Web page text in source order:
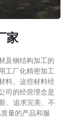
家
及钢结构加工的
工厂化精密加工
料。这些材料经
司的经营理念是
、追求完美、不
量的产品和服